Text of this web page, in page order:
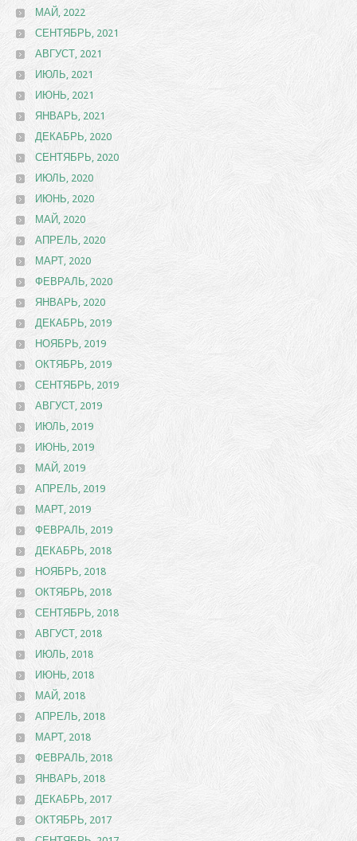
МАЙ, 2022
СЕНТЯБРЬ, 2021
АВГУСТ, 2021
ИЮЛЬ, 2021
ИЮНЬ, 2021
ЯНВАРЬ, 2021
ДЕКАБРЬ, 2020
СЕНТЯБРЬ, 2020
ИЮЛЬ, 2020
ИЮНЬ, 2020
МАЙ, 2020
АПРЕЛЬ, 2020
МАРТ, 2020
ФЕВРАЛЬ, 2020
ЯНВАРЬ, 2020
ДЕКАБРЬ, 2019
НОЯБРЬ, 2019
ОКТЯБРЬ, 2019
СЕНТЯБРЬ, 2019
АВГУСТ, 2019
ИЮЛЬ, 2019
ИЮНЬ, 2019
МАЙ, 2019
АПРЕЛЬ, 2019
МАРТ, 2019
ФЕВРАЛЬ, 2019
ДЕКАБРЬ, 2018
НОЯБРЬ, 2018
ОКТЯБРЬ, 2018
СЕНТЯБРЬ, 2018
АВГУСТ, 2018
ИЮЛЬ, 2018
ИЮНЬ, 2018
МАЙ, 2018
АПРЕЛЬ, 2018
МАРТ, 2018
ФЕВРАЛЬ, 2018
ЯНВАРЬ, 2018
ДЕКАБРЬ, 2017
ОКТЯБРЬ, 2017